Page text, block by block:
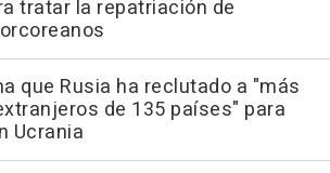
tratar la repatriación de
que Rusia ha reclutado a "más
de 135 países" para
Ucrania